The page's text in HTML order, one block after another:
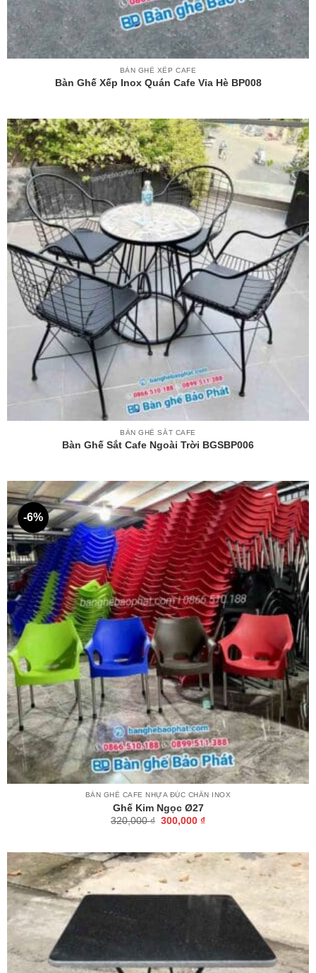
BÀN GHẾ XẾP CAFE
Bàn Ghế Xếp Inox Quán Cafe Vỉa Hè BP008
BÀN GHẾ SẮT CAFE
Bàn Ghế Sắt Cafe Ngoài Trời BGSBP006
-6%
BÀN GHẾ CAFE NHỰA ĐÚC CHÂN INOX
Ghế Kim Ngọc Ø27
320,000₫ Giá
300,000 ₫Giá
300,000 ₫.